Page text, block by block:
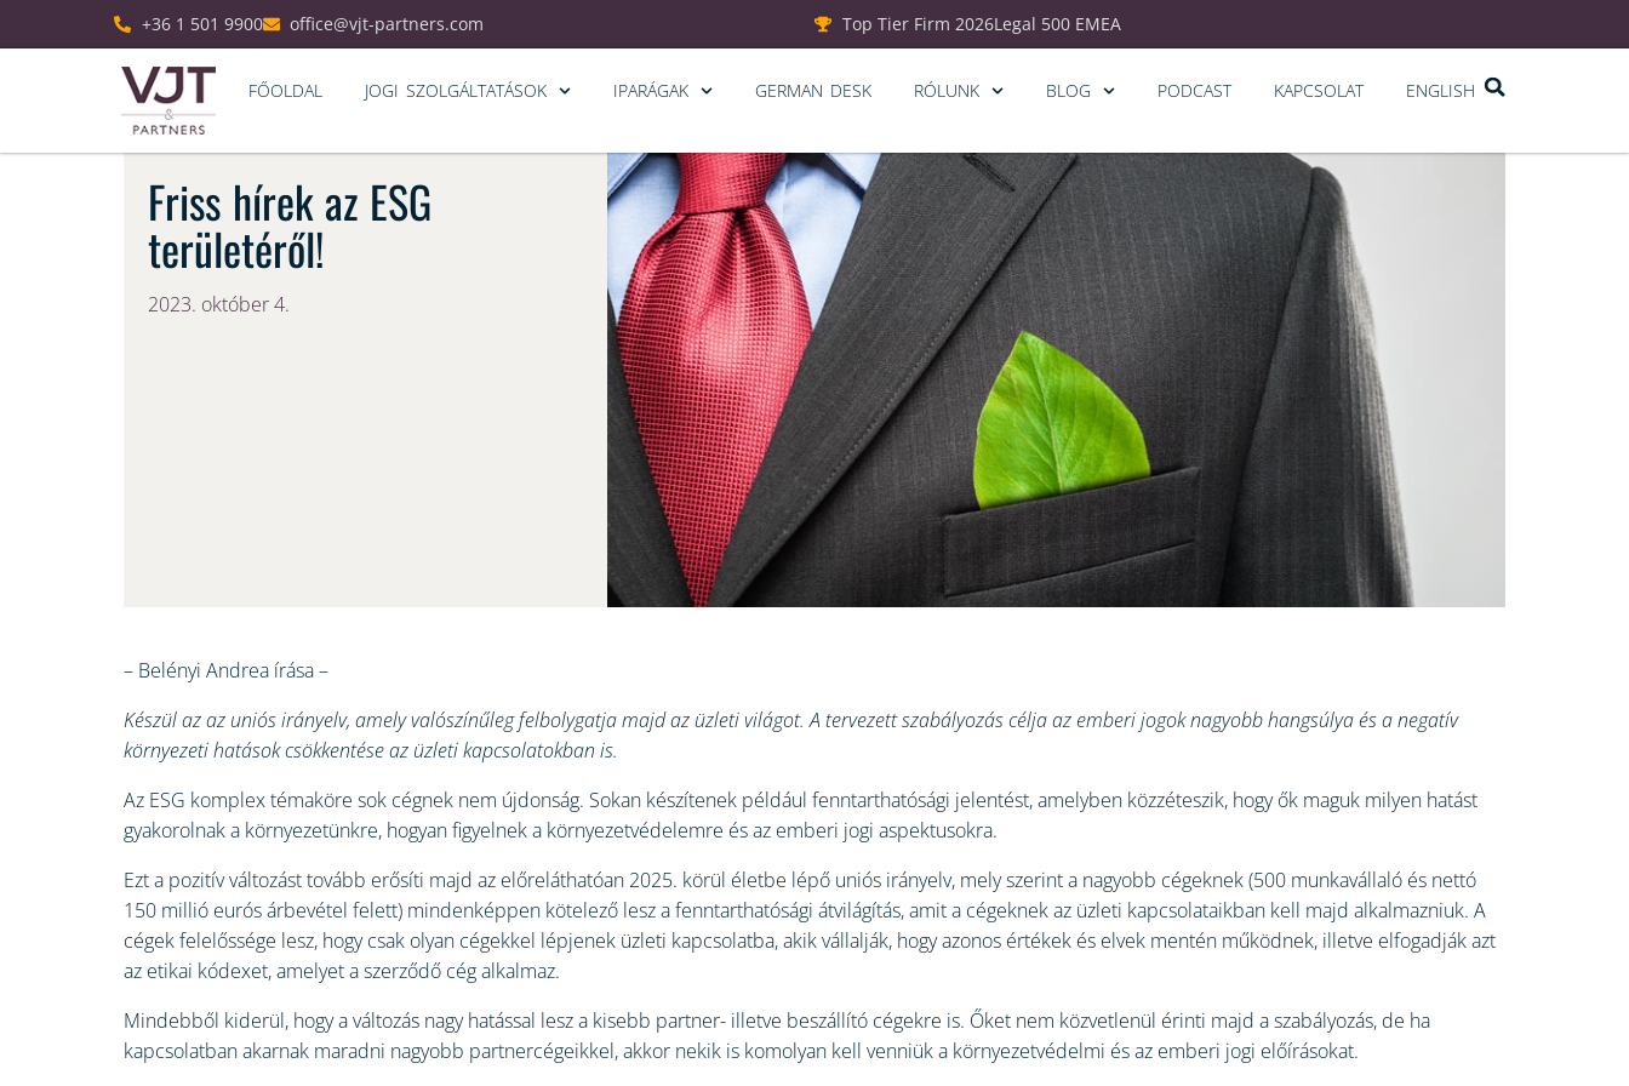
+36 1 501 9900 office@vjt-partners.com Top Tier Firm 2026Legal 500 EMEA
FŐOLDAL JOGI SZOLGÁLTATÁSOK IPARÁGAK GERMAN DESK RÓLUNK BLOG PODCAST KAPCSOLAT ENGLISH
Friss hírek az ESG
területéről!
2023. október 4.
– Belényi Andrea írása –
Készül az az uniós irányelv, amely valószínűleg felbolygatja majd az üzleti világot. A tervezett szabályozás célja az emberi jogok nagyobb hangsúlya és a negatív
környezeti hatások csökkentése az üzleti kapcsolatokban is.
Az ESG komplex témaköre sok cégnek nem újdonság. Sokan készítenek például fenntarthatósági jelentést, amelyben közzéteszik, hogy ők maguk milyen hatást
gyakorolnak a környezetünkre, hogyan figyelnek a környezetvédelemre és az emberi jogi aspektusokra.
Ezt a pozitív változást tovább erősíti majd az előreláthatóan 2025. körül életbe lépő uniós irányelv, mely szerint a nagyobb cégeknek (500 munkavállaló és nettó
150 millió eurós árbevétel felett) mindenképpen kötelező lesz a fenntarthatósági átvilágítás, amit a cégeknek az üzleti kapcsolataikban kell majd alkalmazniuk. A
cégek felelőssége lesz, hogy csak olyan cégekkel lépjenek üzleti kapcsolatba, akik vállalják, hogy azonos értékek és elvek mentén működnek, illetve elfogadják azt
az etikai kódexet, amelyet a szerződő cég alkalmaz.
Mindebből kiderül, hogy a változás nagy hatással lesz a kisebb partner- illetve beszállító cégekre is. Őket nem közvetlenül érinti majd a szabályozás, de ha
kapcsolatban akarnak maradni nagyobb partnercégeikkel, akkor nekik is komolyan kell venniük a környezetvédelmi és az emberi jogi előírásokat.